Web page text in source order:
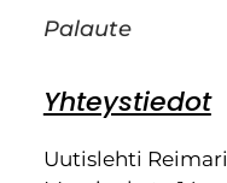
Palaute
Yhteystiedot
Uutislehti Reimari